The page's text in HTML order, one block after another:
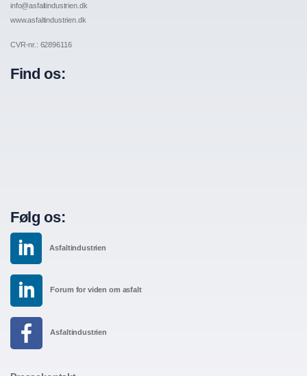
info@asfaltindustrien.dk
www.asfaltindustrien.dk
CVR-nr.: 62896116
Find os:
Følg os:
Asfaltindustrien
Forum for viden om asfalt
Asfaltindustrien